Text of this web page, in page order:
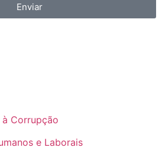
Enviar
Corrupção
e Laborais